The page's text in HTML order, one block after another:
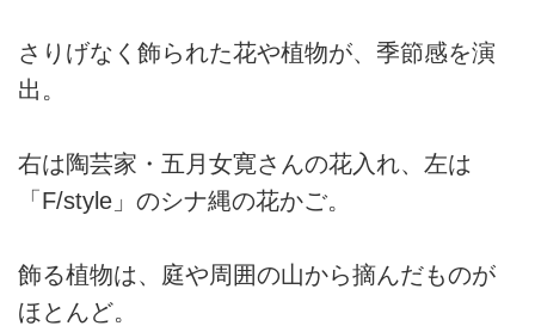
さりげなく飾られた花や植物が、季節感を演
出。
右は陶芸家・五月女寛さんの花入れ、左は
「F/style」のシナ縄の花かご。
飾る植物は、庭や周囲の山から摘んだものが
ほとんど。